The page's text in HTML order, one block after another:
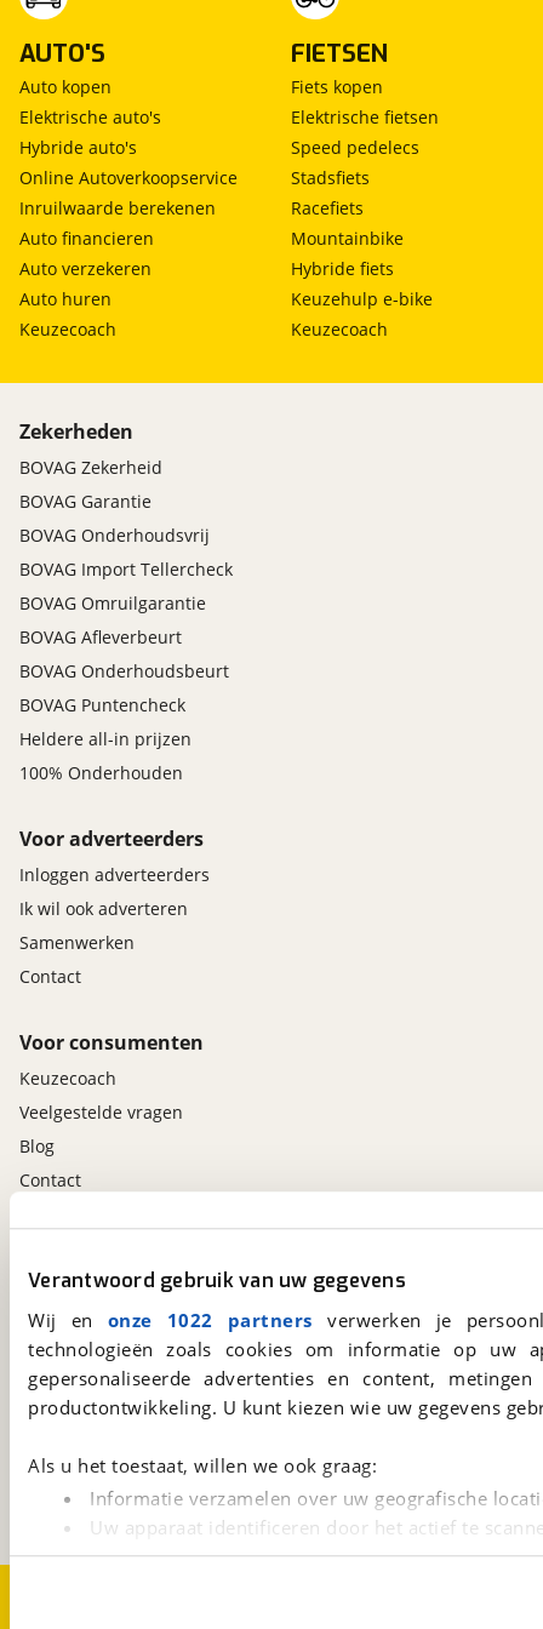
Verantwoord gebruik van uw gegevens
Wij en onze 1022 partners verwerken je
technologieën zoals cookies om informatie op
gepersonaliseerde advertenties en content,
productontwikkeling. U kunt kiezen wie uw gegevens
Als u het toestaat, willen we ook graag:
Informatie verzamelen over uw geografische
Uw apparaat identificeren door het actief te
Lees meer over hoe uw persoonlijke gegevens worden
AUTO'S
Auto kopen
Elektrische auto's
Hybride auto's
Online Autoverkoopservice
Inruilwaarde berekenen
Auto financieren
Auto verzekeren
Auto huren
Keuzecoach
FIETSEN
Fiets kopen
Elektrische fietsen
Speed pedelecs
Stadsfiets
Racefiets
Mountainbike
Hybride fiets
Keuzehulp e-bike
Keuzecoach
Zekerheden
BOVAG Zekerheid
BOVAG Garantie
BOVAG Onderhoudsvrij
BOVAG Import Tellercheck
BOVAG Omruilgarantie
BOVAG Afleverbeurt
BOVAG Onderhoudsbeurt
BOVAG Puntencheck
Heldere all-in prijzen
100% Onderhouden
Voor adverteerders
Inloggen adverteerders
Ik wil ook adverteren
Samenwerken
Contact
Voor consumenten
Keuzecoach
Veelgestelde vragen
Blog
Contact
viaBOVAG.nl
3981 AJ Bunnik
Een initiatief van
BOVAG
Altijd het meest recente aanbod bij de hand.
Download 'm nu.